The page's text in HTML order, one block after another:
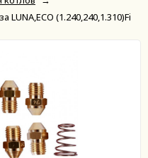
(1.240,240,1.310)Fi